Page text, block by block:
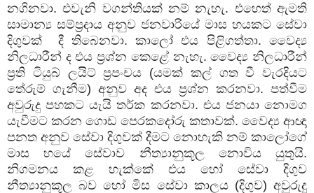
නගිනවා. එවැනි වගන්තියක් නම් නැහැ. එහෙත් ඇමති
සාමාන්‍ය සම්ප්‍රදාය අනුව ජනවාරියේ මාස හයකට සේවා
දිගුවක්
දී තිබෙනවා. කාලෝ එය පිළිගත්තා. වෛද්‍ය
නිලධාරීන් ද එය ප්‍රශ්න කෙළේ නැහැ. වෛද්‍ය නිලධාරීන්
ප්‍රති ටියුබ් ලයිට් ප්‍රපංචය (යමක් කල් ගත වී වැරදියට
තේරුම් ගැනීම) අනුව අද එය ප්‍රශ්න කරනවා. පත්වීම
අවුරුදු පහකට යැයි තර්ක කරනවා. එය ජනයා නොමග
යැවීමට කරන ගොඩ පෙරකදෝරු කතාවක්. වෛද්‍ය ආඥා
පනත අනුව සේවා දිගුවක් දීමට නොහැකි නම් කාලෝගේ
මාස හයේ සේවාව නීත්‍යානුකූල නොවිය යුතුයි.
නිගමනය කළ හැක්කේ එය හෝ සේවා දිගුව
නීත්‍යානුකූල බව හෝ මිස සේවා කාලය (දිගුව) අවුරුදු